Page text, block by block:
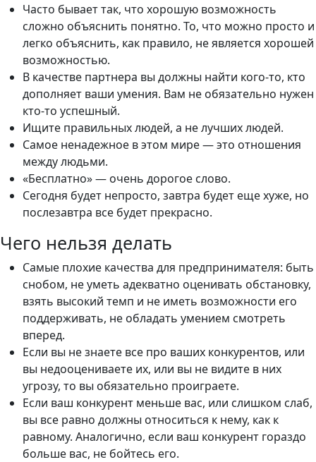
Часто бывает так, что хорошую возможность
сложно объяснить понятно. То, что можно просто и
легко объяснить, как правило, не является хорошей
возможностью.
В качестве партнера вы должны найти кого-то, кто
дополняет ваши умения. Вам не обязательно нужен
кто-то успешный.
Ищите правильных людей, а не лучших людей.
Самое ненадежное в этом мире — это отношения
между людьми.
«Бесплатно» — очень дорогое слово.
Сегодня будет непросто, завтра будет еще хуже, но
послезавтра все будет прекрасно.
Чего нельзя делать
Самые плохие качества для предпринимателя: быть
снобом, не уметь адекватно оценивать обстановку,
взять высокий темп и не иметь возможности его
поддерживать, не обладать умением смотреть
вперед.
Если вы не знаете все про ваших конкурентов, или
вы недооцениваете их, или вы не видите в них
угрозу, то вы обязательно проиграете.
Если ваш конкурент меньше вас, или слишком слаб,
вы все равно должны относиться к нему, как к
равному. Аналогично, если ваш конкурент гораздо
больше вас, не бойтесь его.